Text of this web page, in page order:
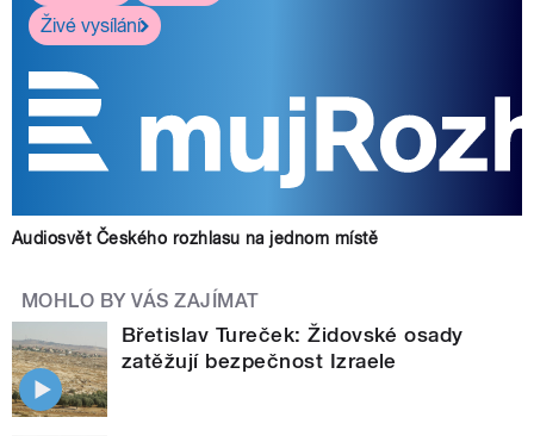
Živé vysílání
Audiosvět Českého rozhlasu na jednom místě
MOHLO BY VÁS ZAJÍMAT
Břetislav Tureček: Židovské osady
zatěžují bezpečnost Izraele